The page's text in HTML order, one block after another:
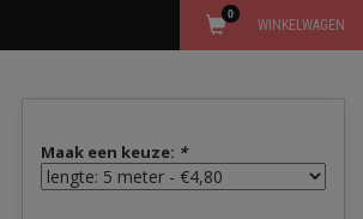
WINKELWAGEN
0
Maak een keuze: *